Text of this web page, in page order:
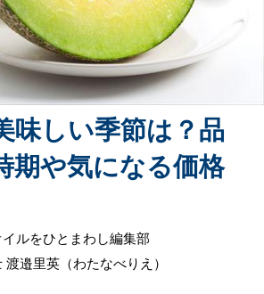
味しい季節は？品
期や気になる価格
ルをひとまわし編集部
邉里英（わたなべりえ）